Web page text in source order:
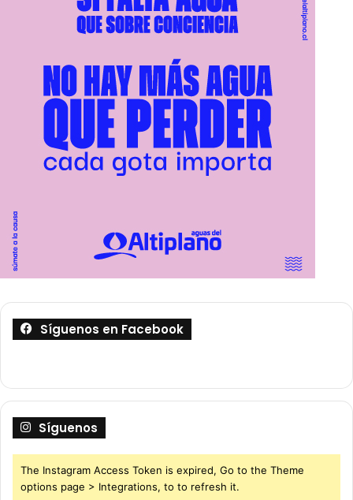
Síguenos en Facebook
Síguenos
The Instagram Access Token is expired, Go to the Theme
options page > Integrations, to to refresh it.